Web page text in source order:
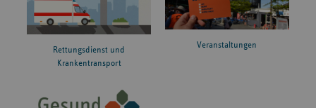
Rettungsdienst und
Krankentransport
Veranstaltungen